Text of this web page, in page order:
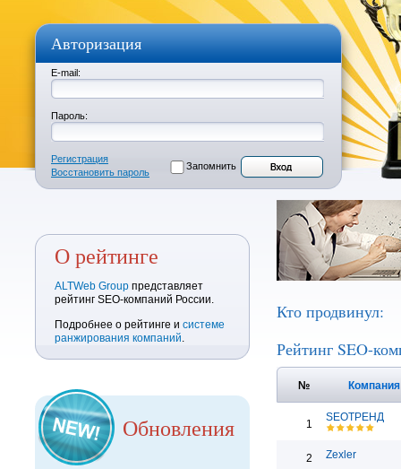
Авторизация
E-mail:
Пароль:
Регистрация
Восстановить пароль
Запомнить
О рейтинге
ALTWeb Group представляет
рейтинг SEO-компаний России.
Подробнее о рейтинге и системе
ранжирования компаний.
Обновления
Кто продвинул:
Рейтинг SEO-
№
1
SEOТРЕНД
2 Zexler